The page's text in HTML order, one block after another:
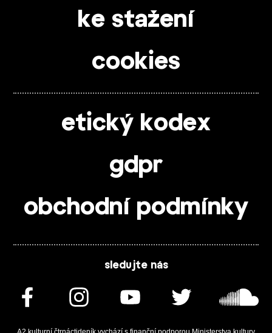
ke stažení
cookies
etický kodex
gdpr
obchodní podmínky
sledujte nás